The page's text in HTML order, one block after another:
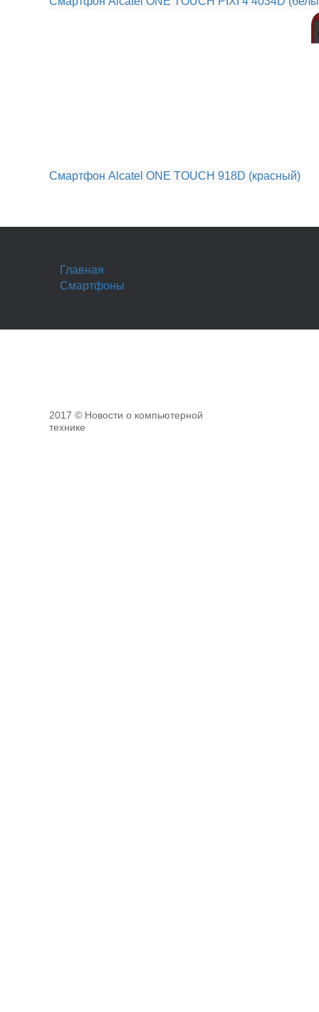
Смартфон Alcatel ONE TOUCH 918D (красный)
Главная
Смартфоны
2017 © Новости о компьютерной
технике